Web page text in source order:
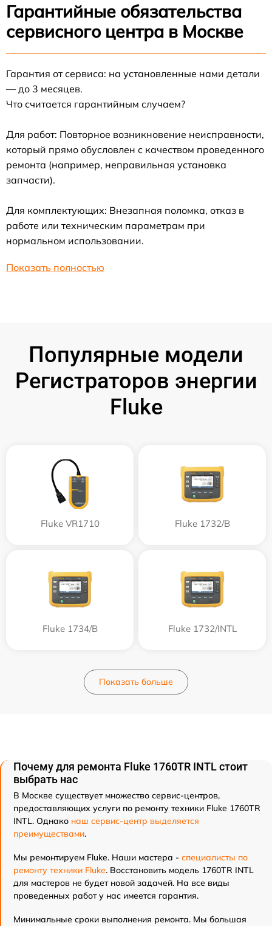
Гарантийные обязательства
сервисного центра в Москве
Гарантия от сервиса: на установленные нами детали
— до 3 месяцев.
Что считается гарантийным случаем?
Для работ: Повторное возникновение неисправности,
который прямо обусловлен с качеством проведенного
ремонта (например, неправильная установка
запчасти).
Для комплектующих: Внезапная поломка, отказ в
работе или техническим параметрам при
нормальном использовании.
Показать полностью
Популярные модели
Регистраторов энергии
Fluke
Fluke VR1710 Fluke 1732/B
Fluke 1734/B Fluke 1732/INTL
Показать больше
Почему для ремонта Fluke 1760TR INTL стоит
выбрать нас
В Москве существует множество сервис-центров,
предоставляющих услуги по ремонту техники Fluke 1760TR
INTL. Однако наш сервис-центр выделяется
преимуществами.
Мы ремонтируем Fluke. Наши мастера - специалисты по
ремонту техники Fluke. Восстановить модель 1760TR INTL
для мастеров не будет новой задачей. На все виды
проведенных работ у нас имеется гарантия.
Минимальные сроки выполнения ремонта. Мы большая